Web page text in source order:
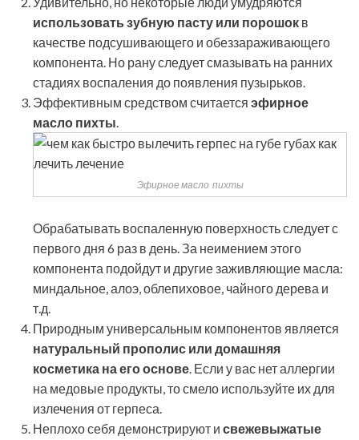
использовать зубную пасту или порошок в
качестве подсушивающего и обеззараживающего
компонента. Но рану следует смазывать на ранних
стадиях воспаления до появления пузырьков.
Эффективным средством считается эфирное
масло пихты.
Эфирное масло пихты
Обрабатывать воспаленную поверхность следует с
первого дня 6 раз в день. За неимением этого
компонента подойдут и другие заживляющие масла:
миндальное, алоэ, облепиховое, чайного дерева и
т.д.
Природным универсальным компонентов является
натуральный прополис или домашняя
косметика на его основе. Если у вас нет аллергии
на медовые продукты, то смело используйте их для
излечения от герпеса.
Неплохо себя демонстрируют и свежевыжатые